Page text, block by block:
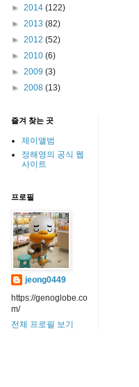
► 2014 (122)
► 2013 (82)
► 2012 (52)
► 2010 (6)
► 2009 (3)
► 2008 (13)
즐겨 찾는 곳
제이앨범
정해영의 공식 웹
사이트
프로필
jeong0449
https://genoglobe.co
m/
전체 프로필 보기